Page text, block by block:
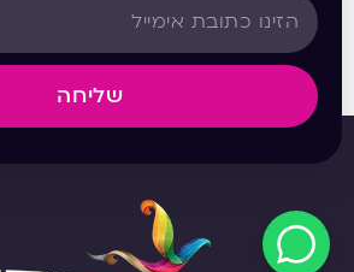
שליחה